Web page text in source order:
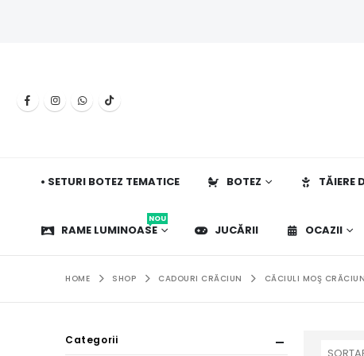
• SETURI BOTEZ TEMATICE BOTEZ TĂIERE
RAME LUMINOASE
NOU
JUCĂRII OCAZII
HOME SHOP CADOURI CRĂCIUN CĂCIULI MOŞ CRĂCIUN
Categorii